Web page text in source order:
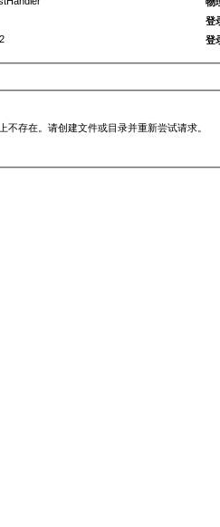
登
登
不存在。请创建文件或目录并重新尝试请求。